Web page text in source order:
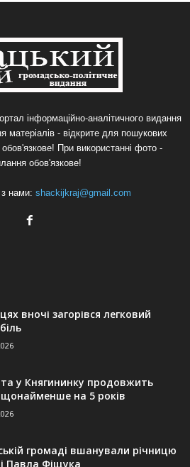
інформаційно-аналітичного видання
матеріалів - відкрите для пошукових
При використанні фото -
обов'язкове!
з нами: shackijkraj@gmail.com
вночі загорівся легковий
у Княгининку продовжить
на 5 років
громаді вшанували річницю
Павла Фіщука